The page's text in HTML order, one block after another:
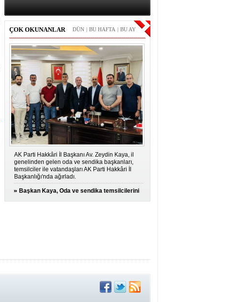
ÇOK OKUNANLAR BU AY
|
BU HAFTA
|
DÜN
AK Parti Hakkâri İl Başkanı Av. Zeydin Kaya, il
genelinden gelen oda ve sendika başkanları,
temsilciler ile vatandaşları AK Parti Hakkâri İl
Başkanlığı'nda ağırladı.
Başkan Kaya, Oda ve sendika temsilcilerini
ağırladı